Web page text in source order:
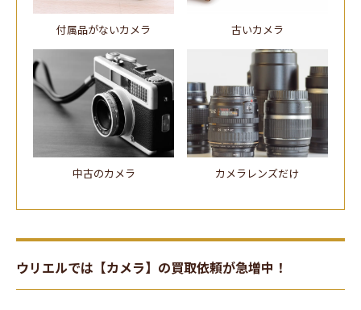
付属品がないカメラ 古いカメラ
中古のカメラ カメラレンズだけ
ウリエルでは【カメラ】の買取依頼が急増中！